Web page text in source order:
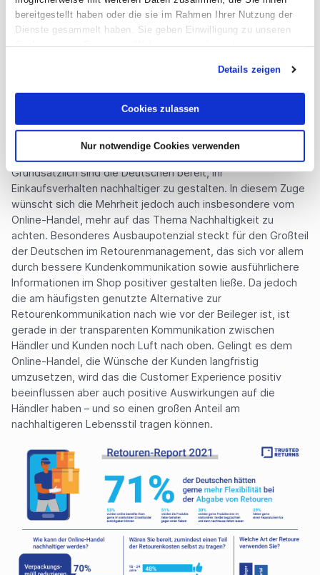
bereitgestellt haben oder die sie im Rahmen Ihrer Nutzung der
Dienste gesammelt haben. Sie geben Einwilligung zu unseren
Cookies, wenn Sie unsere Webseite weiterhin nutzen.
Details zeigen
Cookies zulassen
Nur notwendige Cookies verwenden
nach Hause geliefert werden können.
Im Sinne der Nachhaltigkeit wäre darüber hinaus beinahe
(46%). Am ehesten ließe sich dabei die Altersgruppe der
gefolgt von 48 Prozent bei den 18-24-Jährigen. Dem
von denen 72 Prozent die Kostenpflicht komplett beim
Online-Händler sehen.
Grundsätzlich sind die Deutschen bereit, ihr
Einkaufsverhalten nachhaltiger zu gestalten. In diesem Zuge
wünscht sich die Mehrheit jedoch auch insbesondere vom
Online-Handel, mehr auf das Thema Nachhaltigkeit zu
achten. Besonderes Ausbaupotenzial steckt für den Großteil
der Deutschen im Retourenmanagement, das sich vor allem
durch bessere Kundenkommunikation sowie ausführlichere
Informationen im Shop positiver gestalten ließe. Da jedoch
die am häufigsten genutzte Alternative zur
Retourenkommunikation nach wie vor der Beileger ist, ist
gerade in der transparenten Kommunikation zwischen
Händler und Kunden noch Luft nach oben. Gelingt es dem
Online-Handel, die Wünsche der Kunden langfristig
umzusetzen, wird das die Customer Experience positiv
beeinflussen aber auch positive Auswirkungen auf die
Händler haben – und so einen großen Anteil am
nachhaltigeren Lebensstil tragen können.